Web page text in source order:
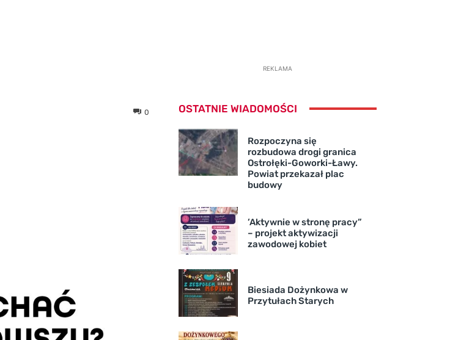
0
REKLAMA
OSTATNIE WIADOMOŚCI
Rozpoczyna się
rozbudowa drogi granica
Ostrołęki-Goworki-Ławy.
Powiat przekazał plac
budowy
’Aktywnie w stronę pracy”
– projekt aktywizacji
zawodowej kobiet
Biesiada Dożynkowa w
Przytułach Starych